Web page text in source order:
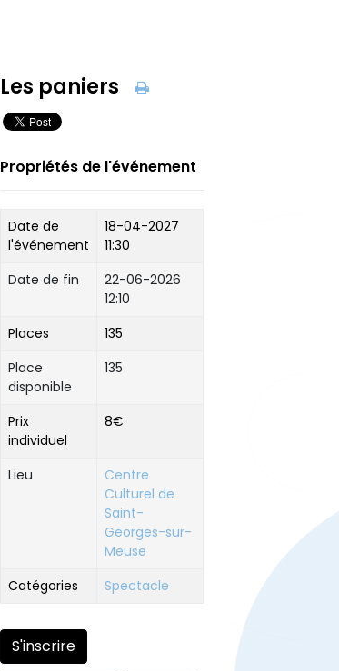
Les paniers
Propriétés de l'événement
Date de
l'événement
18-04-2027
11:30
Date de fin
22-06-2026
12:10
Places
135
Place
disponible
135
Prix
individuel
8€
Lieu
Centre
Culturel de
Saint-
Georges-sur-
Meuse
Catégories
Spectacle
S'inscrire